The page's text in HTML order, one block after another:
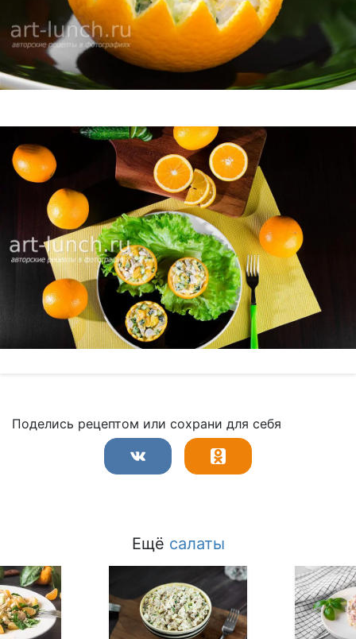
Поделись рецептом или сохрани для себя
Ещё салаты